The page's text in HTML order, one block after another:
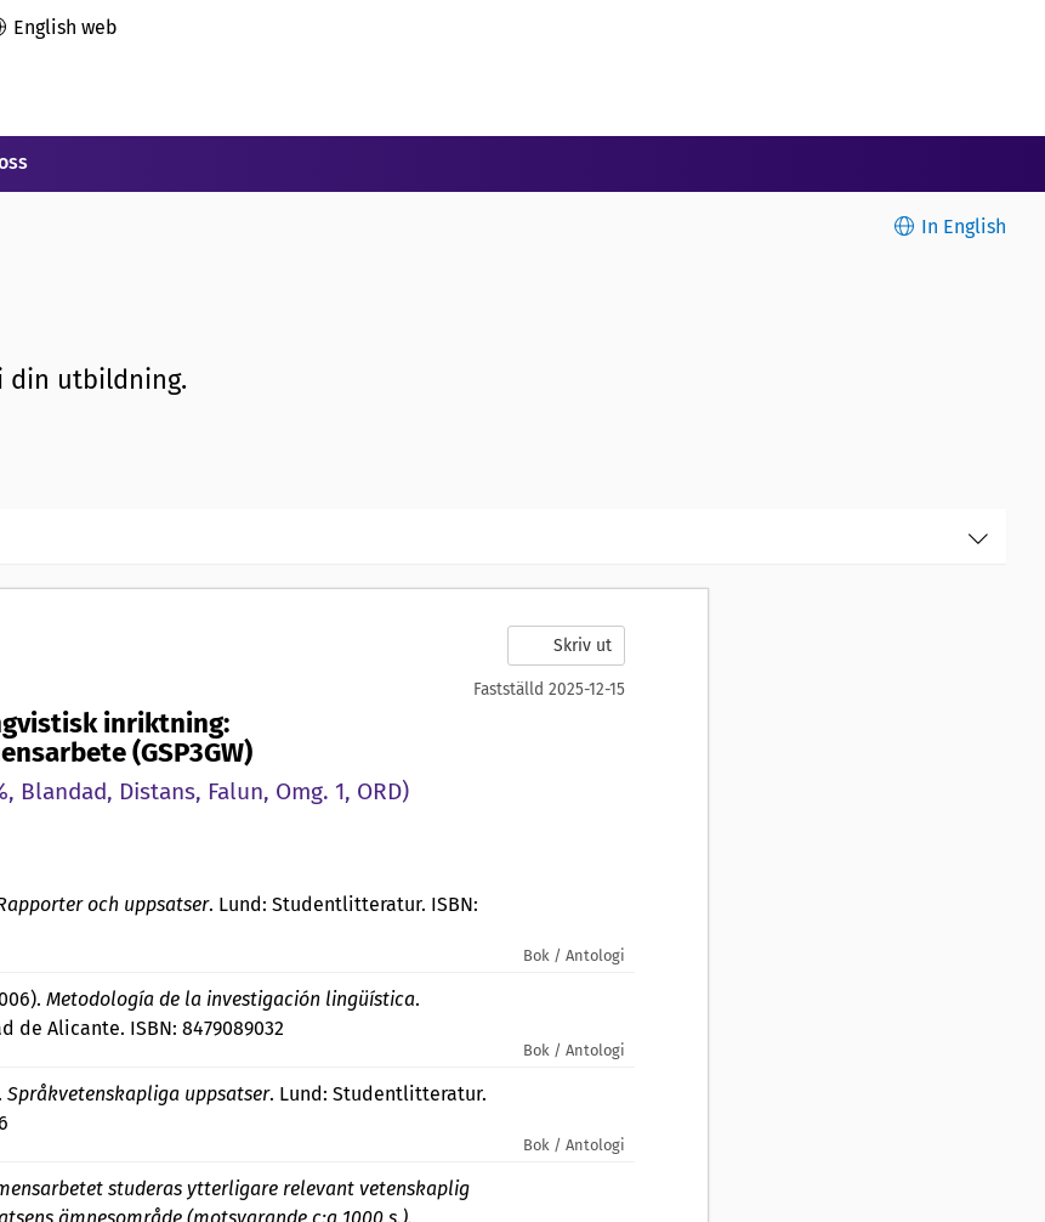
English web
In English
din utbildning.
Skriv ut
Fastställd 2025-12-15
inriktning:
(GSP3GW)
Blandad, Distans, Falun, Omg. 1, ORD)
och uppsatser. Lund: Studentlitteratur. ISBN:
Bok / Antologi
Metodología de la investigación lingüística.
de Alicante. ISBN: 8479089032
Bok / Antologi
Språkvetenskapliga uppsatser. Lund: Studentlitteratur.
Bok / Antologi
studeras ytterligare relevant vetenskaplig